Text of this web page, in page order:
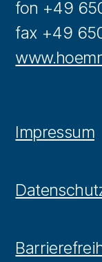
fon +49
fax +49
Impressum